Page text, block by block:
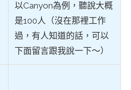
以Canyon為例，聽說大概
是100人（沒在那裡工作
過，有人知道的話，可以
下面留言跟我說一下～）